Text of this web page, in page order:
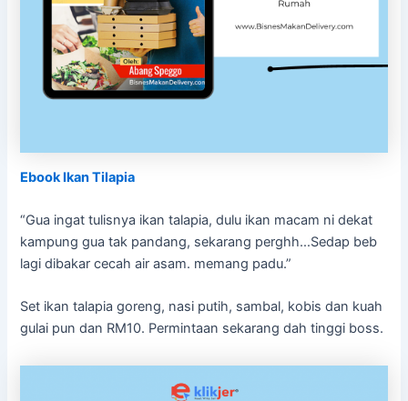
Ebook Ikan Tilapia
“Gua ingat tulisnya ikan talapia, dulu ikan macam ni dekat
kampung gua tak pandang, sekarang perghh…Sedap beb
lagi dibakar cecah air asam. memang padu.”
Set ikan talapia goreng, nasi putih, sambal, kobis dan kuah
gulai pun dan RM10. Permintaan sekarang dah tinggi boss.